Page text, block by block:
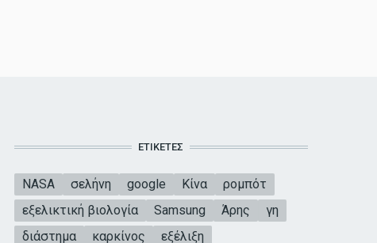
ΕΤΙΚΈΤΕΣ
NASA σελήνη google Κίνα
ρομπότ
εξελικτική βιολογία
Samsung Άρης
γη
διάστημα
καρκίνος
εξέλιξη